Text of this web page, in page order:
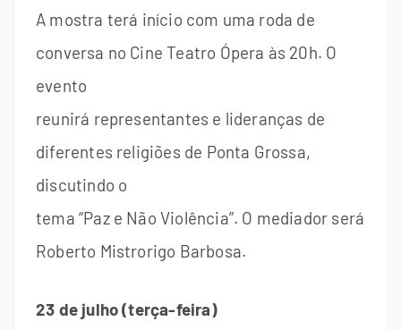
A mostra terá início com uma roda de
conversa no Cine Teatro Ópera às 20h. O
evento
reunirá representantes e lideranças de
diferentes religiões de Ponta Grossa,
discutindo o
tema “Paz e Não Violência”. O mediador será
Roberto Mistrorigo Barbosa.
23 de julho (terça-feira)